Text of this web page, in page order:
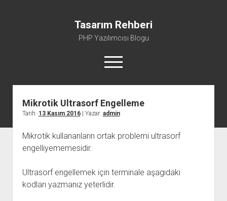
Tasarım Rehberi
PHP Yazılımcısı Blogu
menüyü
aç
Gizlilik Politikası
Mikrotik Ultrasorf Engelleme
Tarih: 13 Kasım 2016| Yazar: admin
Mikrotik kullananların ortak problemi ultrasorf
engelliyememesidir.
Ultrasorf engellemek için terminale aşagıdaki
kodları yazmanız yeterlidir.